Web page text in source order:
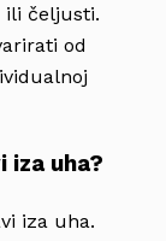
ili čeljusti.
od
iza uha?
iza uha.